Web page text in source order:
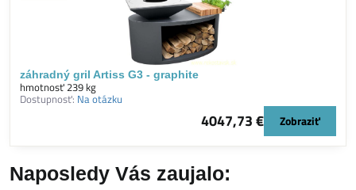
záhradný gril Artiss G3 - graphite
hmotnosť 239 kg
Dostupnosť: Na otázku
4047,73 € Zobraziť
Naposledy Vás zaujalo: